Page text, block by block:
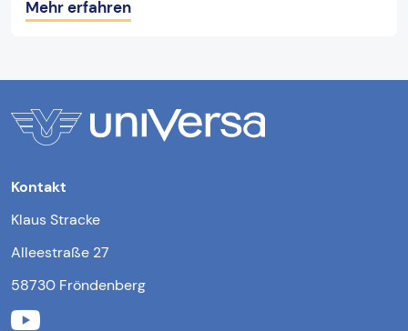
Mehr erfahren
Kontakt
Klaus Stracke
Alleestraße 27
58730 Fröndenberg